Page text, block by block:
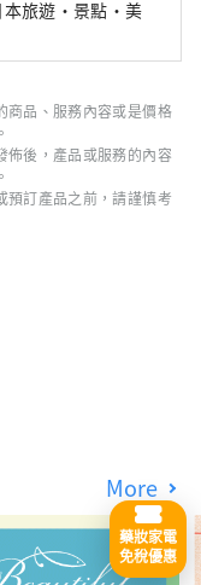
旅遊・景點・美
商品、服務內容或是價格
佈後，產品或服務的內容
預訂產品之前，請謹慎考
More
藥妝家電
免稅優惠